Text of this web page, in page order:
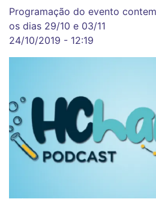
Programação do evento
os dias 29/10 e 03/11
24/10/2019 - 12:19